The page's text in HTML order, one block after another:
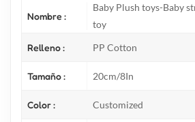
Nombre :
Baby Plush toys-Baby
toy
Relleno :
PP Cotton
Tamaño : 20cm/8In
Color : Customized